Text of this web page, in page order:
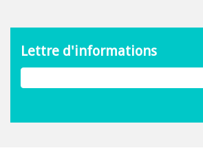
Lettre d'informations